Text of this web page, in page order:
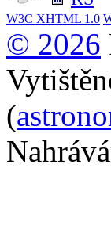
W3C XHTML 1.0
© 2026
(